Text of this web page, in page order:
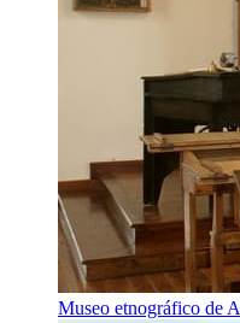
Museo etnográfico de